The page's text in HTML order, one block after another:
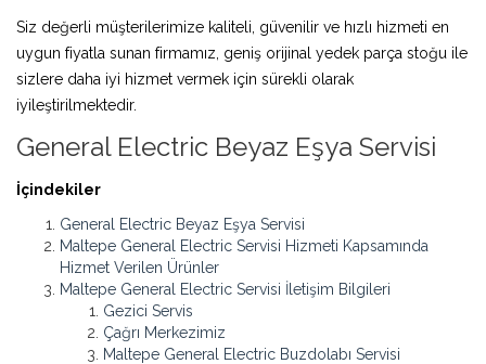
Siz değerli müşterilerimize kaliteli, güvenilir ve hızlı hizmeti en
uygun fiyatla sunan firmamız, geniş orijinal yedek parça stoğu ile
sizlere daha iyi hizmet vermek için sürekli olarak
iyileştirilmektedir.
General Electric Beyaz Eşya Servisi
İçindekiler
General Electric Beyaz Eşya Servisi
Maltepe General Electric Servisi Hizmeti Kapsamında
Hizmet Verilen Ürünler
Maltepe General Electric Servisi İletişim Bilgileri
Gezici Servis
Çağrı Merkezimiz
Maltepe General Electric Buzdolabı Servisi